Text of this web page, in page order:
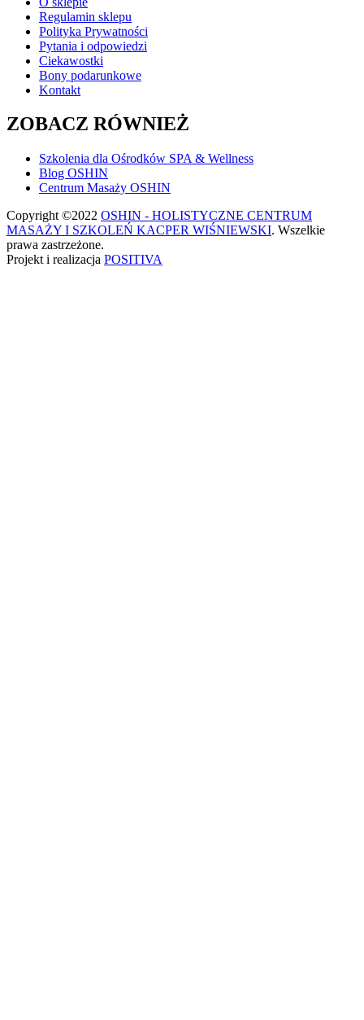
Regulamin sklepu
Polityka Prywatności
Pytania i odpowiedzi
Ciekawostki
Bony podarunkowe
Kontakt
ZOBACZ RÓWNIEŻ
Szkolenia dla Ośrodków SPA & Wellness
Blog OSHIN
Centrum Masaży OSHIN
Copyright ©2022 OSHIN - HOLISTYCZNE CENTRUM
MASAŻY I SZKOLEŃ KACPER WIŚNIEWSKI. Wszelkie
prawa zastrzeżone.
Projekt i realizacja POSITIVA